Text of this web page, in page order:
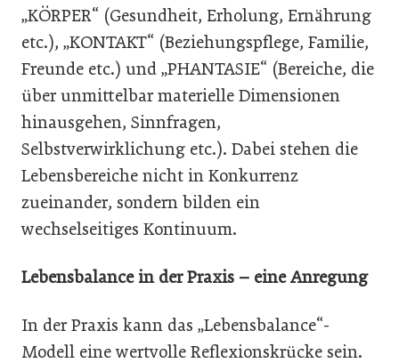
„KÖRPER“ (Gesundheit, Erholung, Ernährung
etc.), „KONTAKT“ (Beziehungspflege, Familie,
Freunde etc.) und „PHANTASIE“ (Bereiche, die
über unmittelbar materielle Dimensionen
hinausgehen, Sinnfragen,
Selbstverwirklichung etc.). Dabei stehen die
Lebensbereiche nicht in Konkurrenz
zueinander, sondern bilden ein
wechselseitiges Kontinuum.
Lebensbalance in der Praxis – eine Anregung
In der Praxis kann das „Lebensbalance“-
Modell eine wertvolle Reflexionskrücke sein.